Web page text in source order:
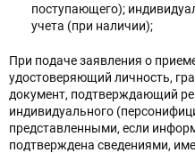
поступающего);
учета (при наличии);
При подаче заявления о
удостоверяющий личность,
документ, подтверждающий
индивидуального
представленными, если
подтверждена сведениями,